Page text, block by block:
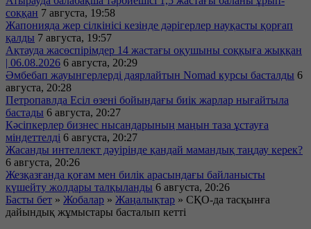
соққан 7 августа, 19:58
Жапонияда жер сілкінісі кезінде дәрігерлер науқасты қорғап
қалды 7 августа, 19:57
Ақтауда жасөспірімдер 14 жастағы оқушыны соққыға жыққан
| 06.08.2026 6 августа, 20:29
Әмбебап жауынгерлерді даярлайтын Nomad курсы басталды 6
августа, 20:28
Петропавлда Есіл өзені бойындағы биік жарлар нығайтыла
бастады 6 августа, 20:27
Кәсіпкерлер бизнес нысандарының маңын таза ұстауға
міндеттелді 6 августа, 20:27
Жасанды интеллект дәуірінде қандай мамандық таңдау керек?
6 августа, 20:26
Жезқазғанда қоғам мен билік арасындағы байланысты
күшейту жолдары талқыланды 6 августа, 20:26
Басты бет » Жобалар » Жаңалықтар » СҚО-да тасқынға
дайындық жұмыстары басталып кетті